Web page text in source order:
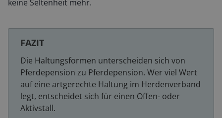
keine Seltenheit mehr.
FAZIT
Die Haltungsformen unterscheiden sich von
Pferdepension zu Pferdepension. Wer viel Wert
auf eine artgerechte Haltung im Herdenverband
legt, entscheidet sich für einen Offen- oder
Aktivstall.